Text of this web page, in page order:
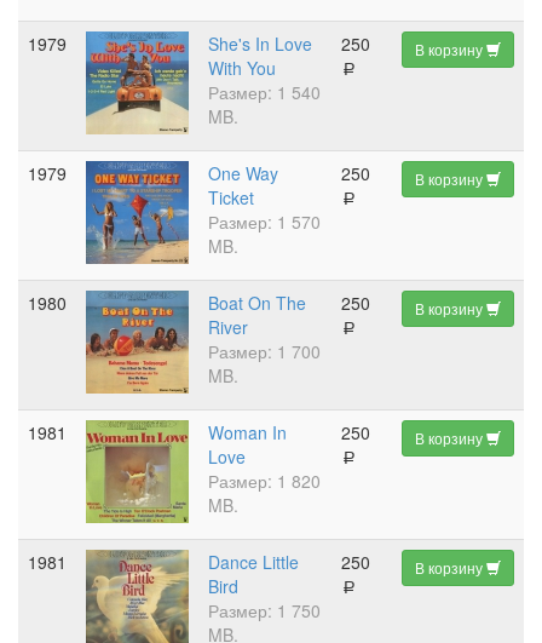
1979
She's In Love
With You
Размер: 1 540
MB.
250
a
В корзину
1979
One Way
Ticket
Размер: 1 570
MB.
250
a
В корзину
1980
Boat On The
River
Размер: 1 700
MB.
250
a
В корзину
1981
Woman In
Love
Размер: 1 820
MB.
250
a
В корзину
1981
Dance Little
Bird
Размер: 1 750
MB.
250
a
В корзину